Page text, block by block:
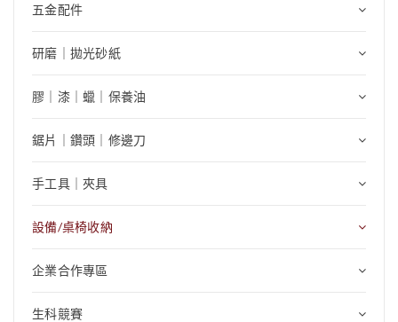
五金配件
研磨｜拋光砂紙
膠｜漆｜蠟｜保養油
鋸片｜鑽頭｜修邊刀
手工具｜夾具
設備/桌椅收納
企業合作專區
生科競賽